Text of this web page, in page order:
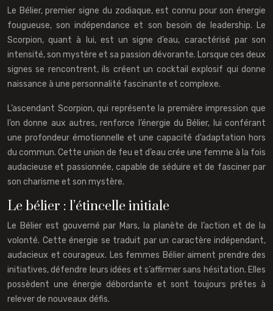
Le Bélier, premier signe du zodiaque, est connu pour son énergie
fougueuse, son indépendance et son besoin de leadership. Le
Scorpion, quant à lui, est un signe d’eau, caractérisé par son
intensité, son mystère et sa passion dévorante. Lorsque ces deux
signes se rencontrent, ils créent un cocktail explosif qui donne
naissance à une personnalité fascinante et complexe.
L’ascendant Scorpion, qui représente la première impression que
l’on donne aux autres, renforce l’énergie du Bélier, lui conférant
une profondeur émotionnelle et une capacité d’adaptation hors
du commun. Cette union de feu et d’eau crée une femme à la fois
audacieuse et passionnée, capable de séduire et de fasciner par
son charisme et son mystère.
Le bélier : l’étincelle initiale
Le Bélier est gouverné par Mars, la planète de l’action et de la
volonté. Cette énergie se traduit par un caractère indépendant,
audacieux et courageux. Les femmes Bélier aiment prendre des
initiatives, défendre leurs idées et s’affirmer sans hésitation. Elles
possèdent une énergie débordante et sont toujours prêtes à
relever de nouveaux défis.